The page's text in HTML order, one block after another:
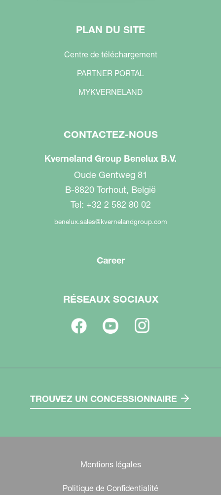
PLAN DU SITE
Centre de téléchargement
PARTNER PORTAL
MYKVERNELAND
CONTACTEZ-NOUS
Kverneland Group Benelux B.V.
Oude Gentweg 81
B-8820 Torhout, België
Tel: +32 2 582 80 02
benelux.sales@kvernelandgroup.com
Career
RÉSEAUX SOCIAUX
TROUVEZ UN CONCESSIONNAIRE
Mentions légales
Politique de Confidentialité